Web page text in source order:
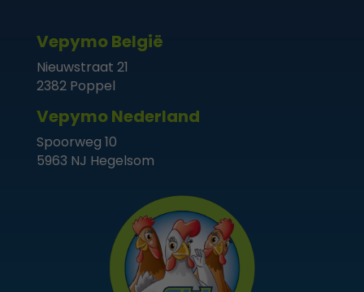
Vepymo België
Nieuwstraat 21
2382 Poppel
Vepymo Nederland
Spoorweg 10
5963 NJ Hegelsom